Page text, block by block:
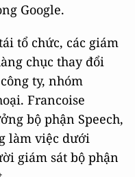
Google.
tổ chức, các giám
chục thay đổi
ty, nhóm
Francoise
bộ phận Speech,
làm việc dưới
giám sát bộ phận